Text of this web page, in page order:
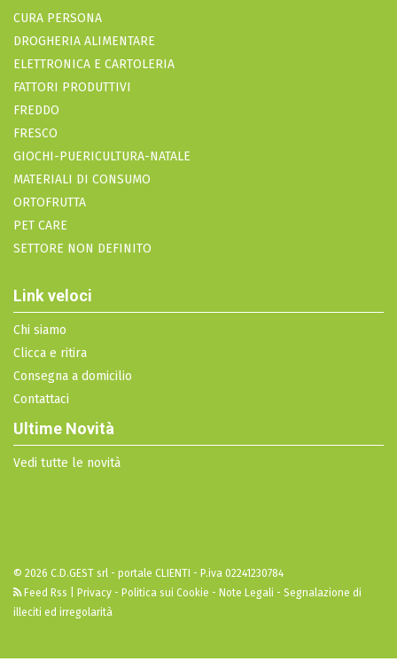
CURA PERSONA
DROGHERIA ALIMENTARE
ELETTRONICA E CARTOLERIA
FATTORI PRODUTTIVI
FREDDO
FRESCO
GIOCHI-PUERICULTURA-NATALE
MATERIALI DI CONSUMO
ORTOFRUTTA
PET CARE
SETTORE NON DEFINITO
Link veloci
Chi siamo
Clicca e ritira
Consegna a domicilio
Contattaci
Ultime Novità
Vedi tutte le novità
© 2026 C.D.GEST srl - portale CLIENTI - P.iva 02241230784
Feed Rss
Privacy - Politica sui Cookie - Note Legali - Segnalazione di
illeciti ed irregolarità